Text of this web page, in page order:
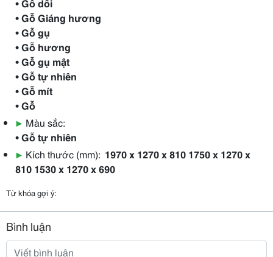
• Gỗ Giáng hương
• Gỗ gụ
• Gỗ hương
• Gỗ gụ mật
• Gỗ tự nhiên
• Gỗ mít
• Gỗ
▶ Màu sắc:
• Gỗ tự nhiên
▶ Kích thước (mm): 1970 x 1270 x 810 1750 x 1270 x
810 1530 x 1270 x 690
Từ khóa gợi ý:
Bình luận